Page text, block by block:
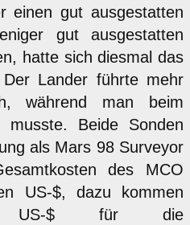
einen gut ausgestatten
gut ausgestatten
hatte sich diesmal das
Lander führte mehr
während man beim
musste. Beide Sonden
als Mars 98 Surveyor
des MCO
US-$, dazu kommen
US-$ für die